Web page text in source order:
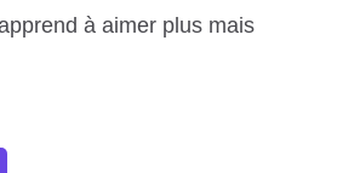
à aimer plus mais